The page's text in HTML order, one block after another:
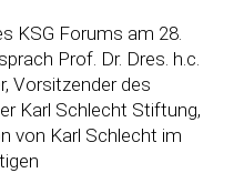
KSG Forums am 28.
Prof. Dr. Dres. h.c.
Vorsitzender des
Karl Schlecht Stiftung,
von Karl Schlecht im